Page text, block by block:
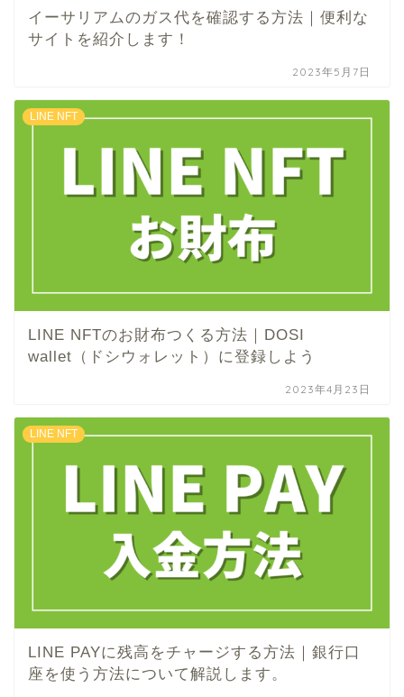
イーサリアムのガス代を確認する方法｜便利な
サイトを紹介します！
2023年5月7日
LINE NFT
LINE NFTのお財布つくる方法｜DOSI
wallet（ドシウォレット）に登録しよう
2023年4月23日
LINE NFT
LINE PAYに残高をチャージする方法｜銀行口
座を使う方法について解説します。